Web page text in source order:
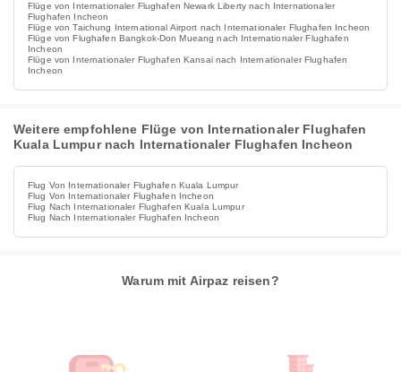
Flüge von Internationaler Flughafen Newark Liberty nach Internationaler
Flughafen Incheon
Flüge von Taichung International Airport nach Internationaler Flughafen Incheon
Flüge von Flughafen Bangkok-Don Mueang nach Internationaler Flughafen
Incheon
Flüge von Internationaler Flughafen Kansai nach Internationaler Flughafen
Incheon
Weitere empfohlene Flüge von Internationaler Flughafen
Kuala Lumpur nach Internationaler Flughafen Incheon
Flug Von Internationaler Flughafen Kuala Lumpur
Flug Von Internationaler Flughafen Incheon
Flug Nach Internationaler Flughafen Kuala Lumpur
Flug Nach Internationaler Flughafen Incheon
Warum mit Airpaz reisen?